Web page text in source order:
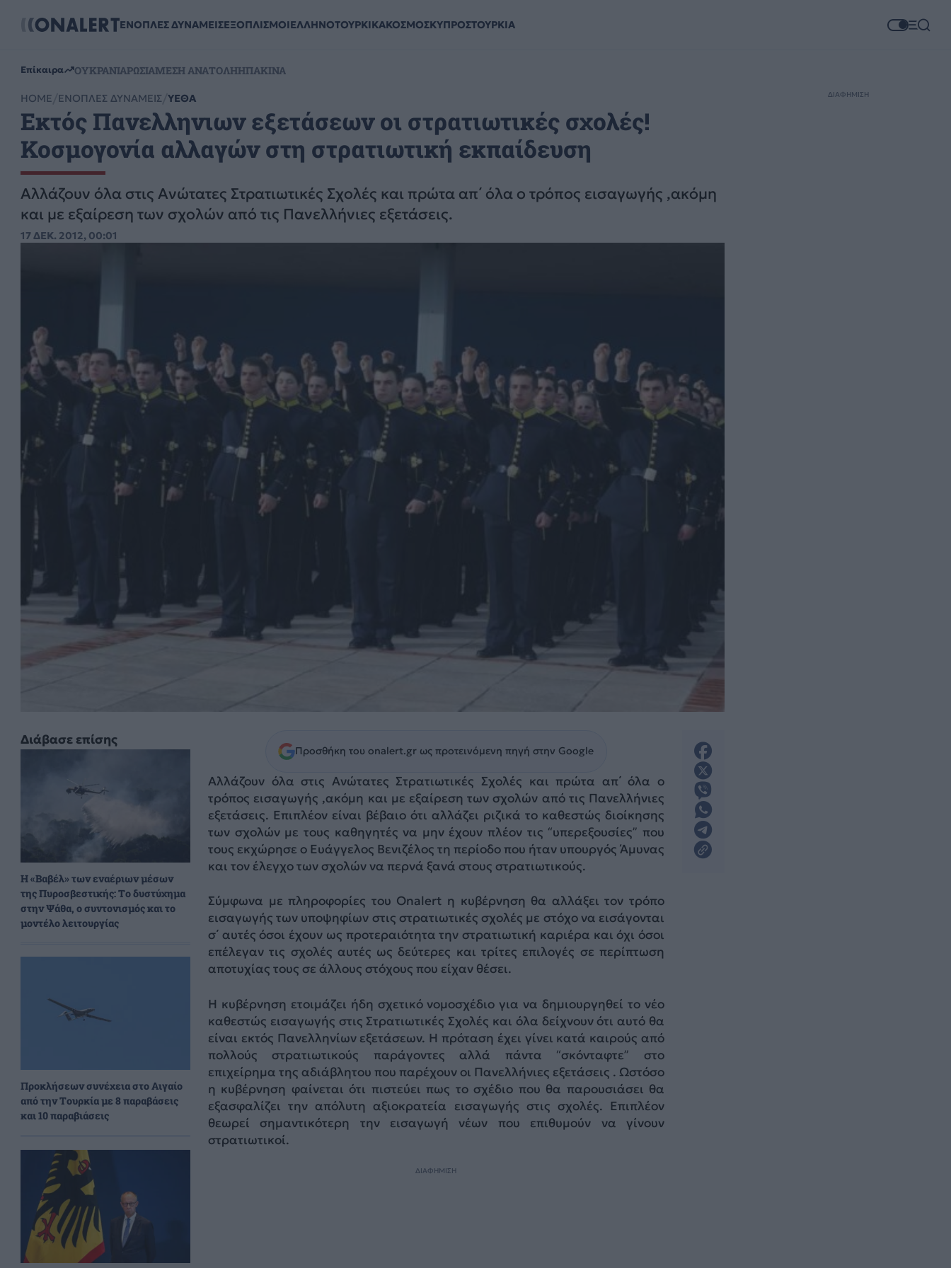
ΕΝΟΠΛΕΣ ΔΥΝΑΜΕΙΣΕΞΟΠΛΙΣΜΟΙΕΛΛΗΝΟΤΟΥΡΚΙΚΑΚΟΣΜΟΣΚΥΠΡΟΣΤΟΥΡΚΙΑ
Επίκαιρα ΟΥΚΡΑΝΙΑΡΩΣΙΑΜΕΣΗ ΑΝΑΤΟΛΗΗΠΑΚΙΝΑ
HOME ΕΝΟΠΛΕΣ ΔΥΝΑΜΕΙΣ ΥΕΘΑ
Εκτός Πανελληνιων εξετάσεων οι στρατιωτικές σχολές!
Κοσμογονία αλλαγών στη στρατιωτική εκπαίδευση
Αλλάζουν όλα στις Ανώτατες Στρατιωτικές Σχολές και πρώτα απ΄ όλα ο τρόπος εισαγωγής ,ακόμη
και με εξαίρεση των σχολών από τις Πανελλήνιες εξετάσεις.
17 ΔΕΚ. 2012, 00:01
Διάβασε επίσης
H «Βαβέλ» των εναέριων μέσων
της Πυροσβεστικής: Το δυστύχημα
στην Ψάθα, ο συντονισμός και το
μοντέλο λειτουργίας
Προκλήσεων συνέχεια στο Αιγαίο
από την Τουρκία με 8 παραβάσεις
και 10 παραβιάσεις
Προσθήκη του onalert.gr ως προτεινόμενη πηγή στην Google
Αλλάζουν όλα στις Ανώτατες Στρατιωτικές Σχολές και πρώτα απ΄ όλα ο
τρόπος εισαγωγής ,ακόμη και με εξαίρεση των σχολών από τις Πανελλήνιες
εξετάσεις. Επιπλέον είναι βέβαιο ότι αλλάζει ριζικά το καθεστώς διοίκησης
των σχολών με τους καθηγητές να μην έχουν πλέον τις “υπερεξουσίες” που
τους εκχώρησε ο Ευάγγελος Βενιζέλος τη περίοδο που ήταν υπουργός Άμυνας
και τον έλεγχο των σχολών να περνά ξανά στους στρατιωτικούς.
Σύμφωνα με πληροφορίες του Onalert η κυβέρνηση θα αλλάξει τον τρόπο
εισαγωγής των υποψηφίων στις στρατιωτικές σχολές με στόχο να εισάγονται
σ΄ αυτές όσοι έχουν ως προτεραιότητα την στρατιωτική καριέρα και όχι όσοι
επέλεγαν τις σχολές αυτές ως δεύτερες και τρίτες επιλογές σε περίπτωση
αποτυχίας τους σε άλλους στόχους που είχαν θέσει.
Η κυβέρνηση ετοιμάζει ήδη σχετικό νομοσχέδιο για να δημιουργηθεί το νέο
καθεστώς εισαγωγής στις Στρατιωτικές Σχολές και όλα δείχνουν ότι αυτό θα
είναι εκτός Πανελληνίων εξετάσεων. Η πρόταση έχει γίνει κατά καιρούς από
πολλούς στρατιωτικούς παράγοντες αλλά πάντα “σκόνταφτε” στο
επιχείρημα της αδιάβλητου που παρέχουν οι Πανελλήνιες εξετάσεις . Ωστόσο
η κυβέρνηση φαίνεται ότι πιστεύει πως το σχέδιο που θα παρουσιάσει θα
εξασφαλίζει την απόλυτη αξιοκρατεία εισαγωγής στις σχολές. Επιπλέον
θεωρεί σημαντικότερη την εισαγωγή νέων που επιθυμούν να γίνουν
στρατιωτικοί.
ΔΙΑΦΗΜΙΣΗ
ΔΙΑΦΗΜΙΣΗ